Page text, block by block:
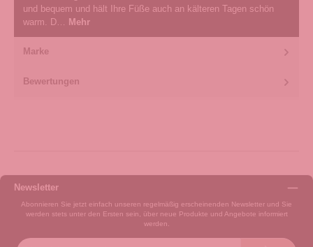
und bequem und hält Ihre Füße auch an kälteren Tagen schön
warm. D… Mehr
Marke
Bewertungen
Newsletter
Abonnieren Sie jetzt einfach unseren regelmäßig erscheinenden Newsletter und Sie
werden stets unter den Ersten sein, über neue Produkte und Angebote informiert
werden.